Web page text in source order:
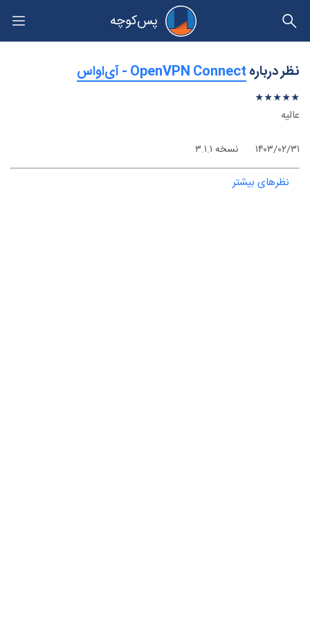
پس‌کوچه
حریم خصوصی
نظر درباره‫OpenVPN Connect - آی‌اواس
★★★★★
★
★
★
★
★
عالیه
۱۴۰۳/۰۲/۳۱ نسخه ۳.۱.۱
نظرهای بیشتر